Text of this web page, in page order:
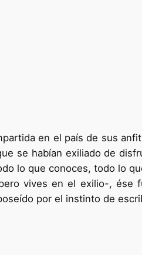
en el país de sus
se habían exiliado de
lo que conoces, todo lo
vives en el exilio-, ése
por el instinto de